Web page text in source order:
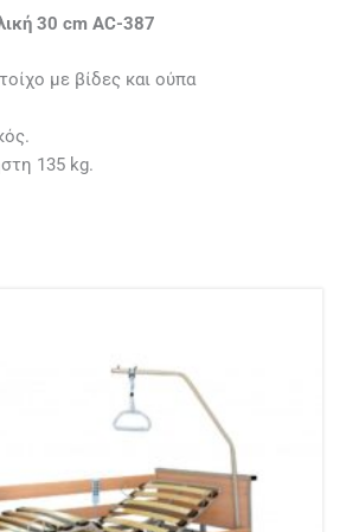
30 cm AC-387
με βίδες και ούπα
135 kg.